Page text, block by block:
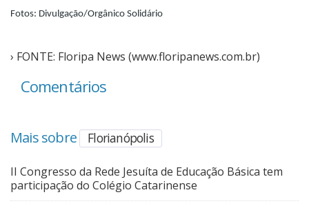
Fotos: Divulgação/Orgânico Solidário
› FONTE: Floripa News (www.floripanews.com.br)
Comentários
Mais sobre Florianópolis
II Congresso da Rede Jesuíta de Educação Básica tem
participação do Colégio Catarinense